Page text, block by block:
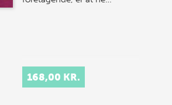
168,00 KR.